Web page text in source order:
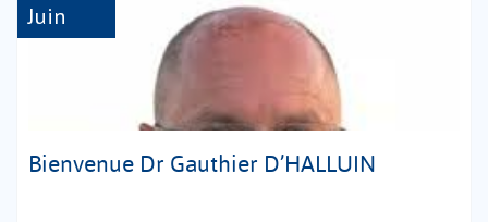
Bienvenue Dr Gauthier D’HALLUIN
Juin